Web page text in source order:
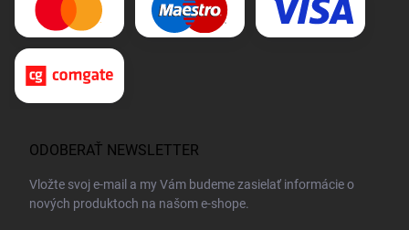
ODOBERAŤ NEWSLETTER
Vložte svoj e-mail a my Vám budeme zasielať informácie o
nových produktoch na našom e-shope.